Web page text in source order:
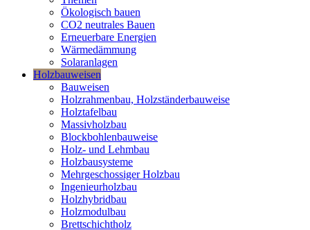
Ökologisch bauen
CO2 neutrales Bauen
Erneuerbare Energien
Wärmedämmung
Solaranlagen
Holzbauweisen
Bauweisen
Holzrahmenbau, Holzständerbauweise
Holztafelbau
Massivholzbau
Blockbohlenbauweise
Holz- und Lehmbau
Holzbausysteme
Mehrgeschossiger Holzbau
Ingenieurholzbau
Holzhybridbau
Holzmodulbau
Brettschichtholz